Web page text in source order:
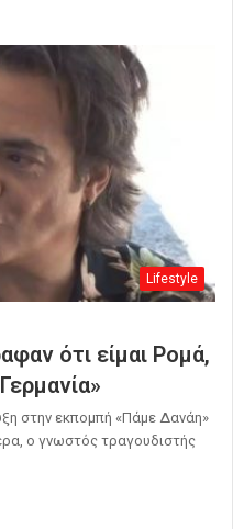
Lifestyle
ότι είμαι Ρομά,
στην εκπομπή «Πάμε Δανάη»
ο γνωστός τραγουδιστής